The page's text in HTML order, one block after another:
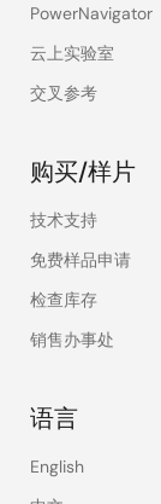
PowerNavigator
云上实验室
交叉参考
购买/样片
技术支持
免费样品申请
检查库存
销售办事处
语言
English